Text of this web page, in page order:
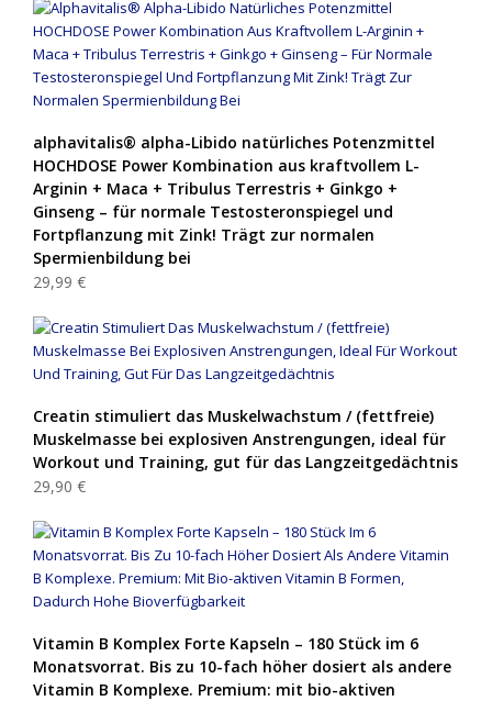
alphavitalis® alpha-Libido natürliches Potenzmittel
HOCHDOSE Power Kombination aus kraftvollem L-
Arginin + Maca + Tribulus Terrestris + Ginkgo +
Ginseng – für normale Testosteronspiegel und
Fortpflanzung mit Zink! Trägt zur normalen
Spermienbildung bei
29,99 €
Creatin stimuliert das Muskelwachstum / (fettfreie)
Muskelmasse bei explosiven Anstrengungen, ideal für
Workout und Training, gut für das Langzeitgedächtnis
29,90 €
Vitamin B Komplex Forte Kapseln – 180 Stück im 6
Monatsvorrat. Bis zu 10-fach höher dosiert als andere
Vitamin B Komplexe. Premium: mit bio-aktiven